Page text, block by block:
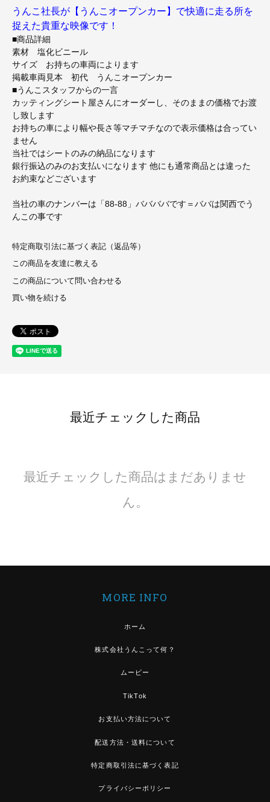
うんこ社長が【うんこオープンカー】で快適に走る所を
捉えた貴重な映像です！
■商品詳細
素材 塩化ビニール
サイズ お持ちの車両によります
掲載車両見本 初代 うんこオープンカー
■うんこスタッフからの一言
カッティングシート屋さんにオーダーし、そのままの価格でお渡
し致します
お持ちの車により幅や長さ等マチマチなので表示価格は合ってい
ません
当社ではシートのみの納品になります
銀行振込のみのお支払いになります 他にも通常商品とは違った
お約束などございます
当社の車のナンバーは「88-88」ババババです＝ババは関西でう
んこの事です
特定商取引法に基づく表記（返品等）
この商品を友達に教える
この商品について問い合わせる
買い物を続ける
最近チェックした商品
最近チェックした商品はまだありませ
ん。
MORE INFO
ホーム
株式会社うんこって何？
ムービー
TikTok
お支払い方法について
配送方法・送料について
特定商取引法に基づく表記
プライバシーポリシー